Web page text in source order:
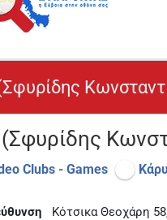
(Σφυρίδης
Clubs - Games
Κότσικα Θεοχάρη